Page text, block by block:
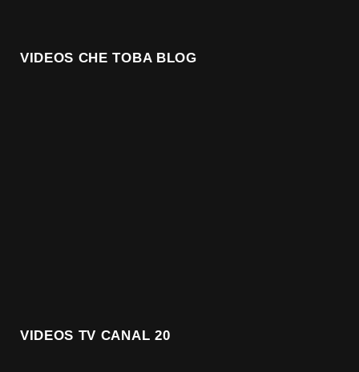
VIDEOS CHE TOBA BLOG
VIDEOS TV CANAL 20